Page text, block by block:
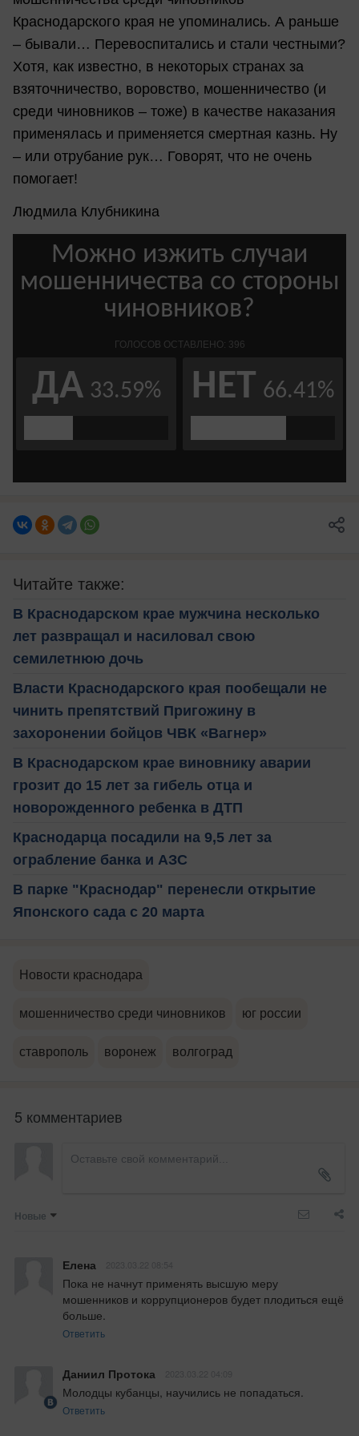
Краснодарского края не упоминались. А раньше
– бывали… Перевоспитались и стали честными?
Хотя, как известно, в некоторых странах за
взяточничество, воровство, мошенничество (и
среди чиновников – тоже) в качестве наказания
применялась и применяется смертная казнь. Ну
– или отрубание рук… Говорят, что не очень
помогает!
Людмила Клубникина
Читайте также:
В Краснодарском крае мужчина несколько
лет развращал и насиловал свою
семилетнюю дочь
Власти Краснодарского края пообещали не
чинить препятствий Пригожину в
захоронении бойцов ЧВК «Вагнер»
В Краснодарском крае виновнику аварии
грозит до 15 лет за гибель отца и
новорожденного ребенка в ДТП
Краснодарца посадили на 9,5 лет за
ограбление банка и АЗС
В парке "Краснодар" перенесли открытие
Японского сада с 20 марта
Новости краснодара
мошенничество среди чиновников юг россии
ставрополь воронеж волгоград
5 комментариев
Новые
Елена
Пока не начнут применять высшую меру
мошенников и коррупционеров будет плодиться ещё
больше.
Ответить
Даниил Протока
Молодцы кубанцы, научились не попадаться.
Ответить